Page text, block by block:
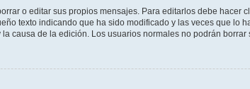
o editar sus propios mensajes. Para editarlos debe hacer
texto indicando que ha sido modificado y las veces que lo
causa de la edición. Los usuarios normales no podrán